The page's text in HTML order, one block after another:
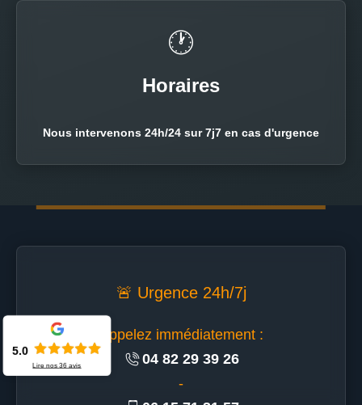
🕐
Horaires
Nous intervenons 24h/24 sur 7j7 en cas d'urgence
🚨 Urgence 24h/7j
Appelez immédiatement :
04 82 29 39 26
-
5.0
Lire nos36 avis